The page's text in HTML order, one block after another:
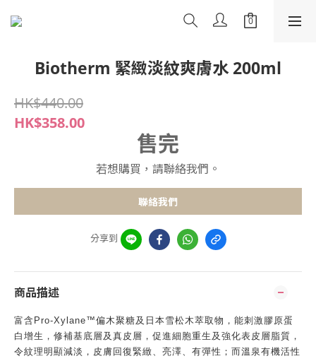
Biotherm 緊緻淡紋爽膚水 200ml
HK$440.00
HK$358.00
售完
若想購買，請聯絡我們。
聯絡我們
分享到
商品描述
富含Pro-Xylane™偏木聚糖及日本雪松木萃取物，能刺激膠原蛋
白增生，修補基底層及真皮層，促進細胞重生及強化表皮層脂質，
令紋理明顯減淡，皮膚回復緊緻、亮澤、有彈性；而溫泉有機活性